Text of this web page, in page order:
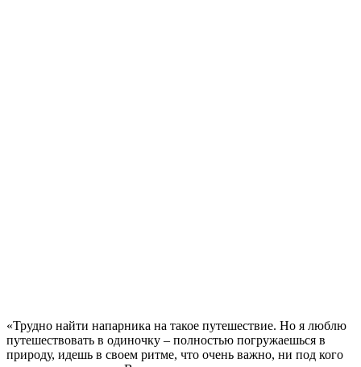
«Трудно найти напарника на такое путешествие. Но я люблю
путешествовать в одиночку – полностью погружаешься в
природу, идешь в своем ритме, что очень важно, ни под кого